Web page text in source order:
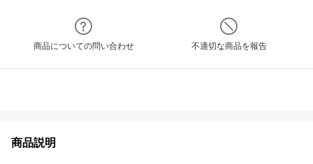
商品についての問い合わせ 不適切な商品を報告
商品説明